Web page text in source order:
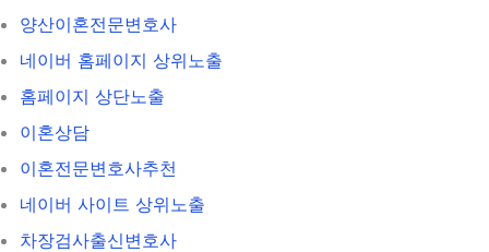
양산이혼전문변호사
네이버 홈페이지 상위노출
홈페이지 상단노출
이혼상담
이혼전문변호사추천
네이버 사이트 상위노출
차장검사출신변호사